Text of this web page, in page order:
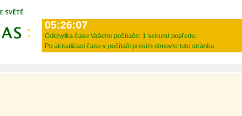
05:26:07
Odchylka času Vašeho počítače: 1 sekund popředu.
Po aktualizaci času v počítači prosím obnovte tuto stránku.